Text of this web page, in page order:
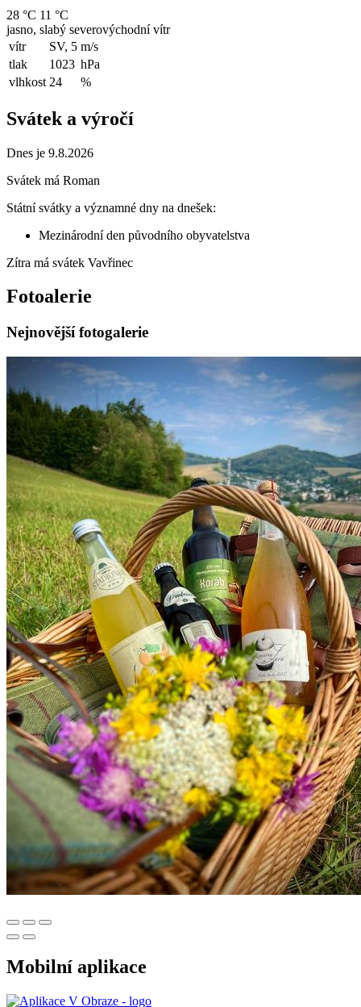
28 °C 11 °C
jasno, slabý severovýchodní vítr
vítr
SV, 5 m/s
tlak
1023 hPa
vlhkost 24 %
Svátek a výročí
Dnes je 9.8.2026
Svátek má Roman
Státní svátky a významné dny na dnešek:
Mezinárodní den původního obyvatelstva
Zítra má svátek Vavřinec
Fotoalerie
Nejnovější fotogalerie
Mobilní aplikace